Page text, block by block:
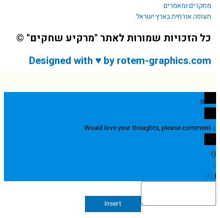
ומאמרים
אזרחית בארץ ישראל
הזכויות שמורות לאתר "מרקיע שחקים" ©
Designed with ♥ by rotem-
Would love your thoughts, please
Insert